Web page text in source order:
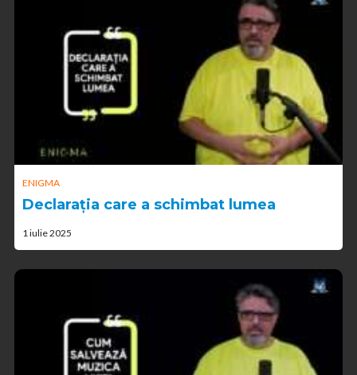
ENIGMA
Declarația care a schimbat lumea
1 iulie 2025